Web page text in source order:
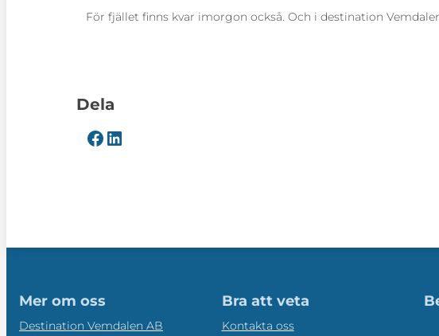
För fjället finns kvar imorgon också. Och i destination
Dela
Mer om oss
Destination Vemdalen AB
Bra att veta
Kontakta oss